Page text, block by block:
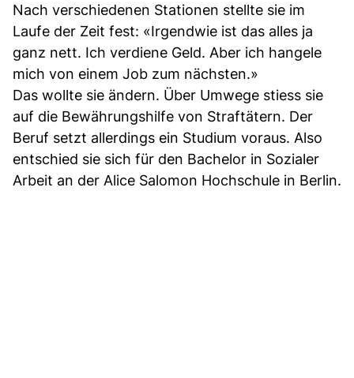
Nach verschiedenen Stationen stellte sie im
Laufe der Zeit fest: «Irgendwie ist das alles ja
ganz nett. Ich verdiene Geld. Aber ich hangele
mich von einem Job zum nächsten.»
Das wollte sie ändern. Über Umwege stiess sie
auf die Bewährungshilfe von Straftätern. Der
Beruf setzt allerdings ein Studium voraus. Also
entschied sie sich für den Bachelor in Sozialer
Arbeit an der Alice Salomon Hochschule in Berlin.